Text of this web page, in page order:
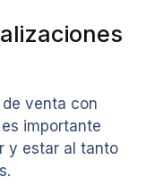
venta con
importante
y estar al tanto